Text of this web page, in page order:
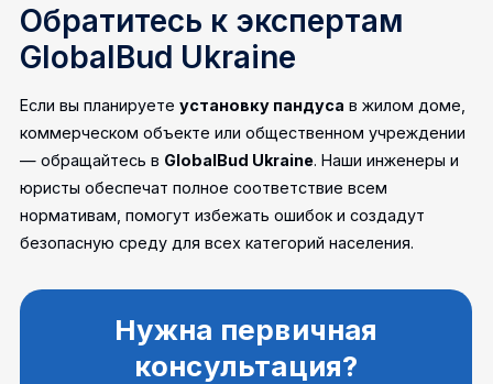
Обратитесь к экспертам
GlobalBud Ukraine
Если вы планируетеустановку пандуса в жилом доме,
коммерческом объекте или общественном учреждении
— обращайтесь в GlobalBud Ukraine. Наши инженеры и
юристы обеспечат полное соответствие всем
нормативам, помогут избежать ошибок и создадут
безопасную среду для всех категорий населения.
Нужна первичная
консультация?